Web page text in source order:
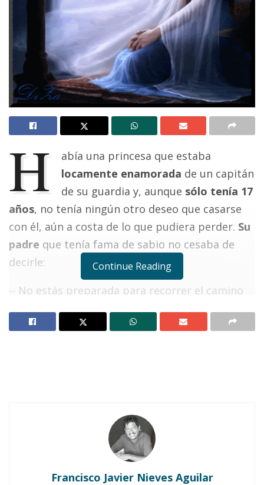
H
abía una princesa que estaba
locamente enamorada de un capitán
de su guardia y, aunque sólo tenía 17
años, no tenía ningún otro deseo que casarse
con él, aún a costa de lo que pudiera perder. Su
padre que tenía fama de sabio no cesaba de
decirle:
⏤ No estás preparada para recorrer el camino
regala, crucifica.
Todavía eres muy joven y a
Continue Reading
Francisco Javier Nieves Aguilar